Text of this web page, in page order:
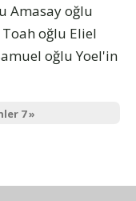
Amasay oğlu
oğlu Eliel
oğlu Yoel'in
7 »